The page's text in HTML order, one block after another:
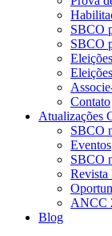
SBCO
SBCO
Contato
Atualizações
SBCO
Eventos
SBCO
Revista
ANCC
Blog